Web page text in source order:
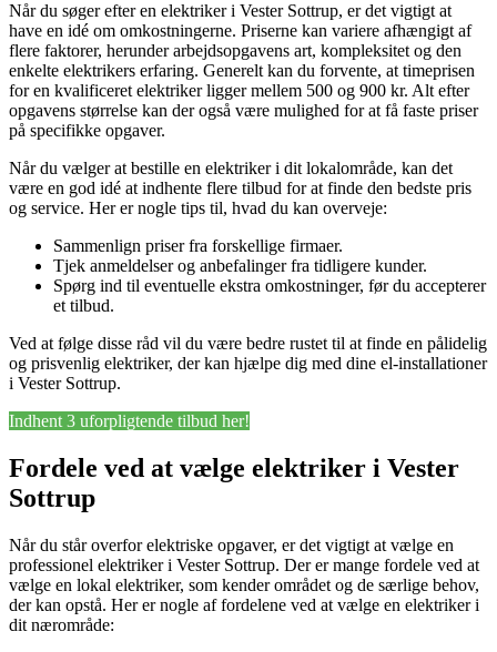
Når du søger efter en elektriker i Vester Sottrup, er det vigtigt at
have en idé om omkostningerne. Priserne kan variere afhængigt af
flere faktorer, herunder arbejdsopgavens art, kompleksitet og den
enkelte elektrikers erfaring. Generelt kan du forvente, at timeprisen
for en kvalificeret elektriker ligger mellem 500 og 900 kr. Alt efter
opgavens størrelse kan der også være mulighed for at få faste priser
på specifikke opgaver.
Når du vælger at bestille en elektriker i dit lokalområde, kan det
være en god idé at indhente flere tilbud for at finde den bedste pris
og service. Her er nogle tips til, hvad du kan overveje:
Sammenlign priser fra forskellige firmaer.
Tjek anmeldelser og anbefalinger fra tidligere kunder.
Spørg ind til eventuelle ekstra omkostninger, før du accepterer
et tilbud.
Ved at følge disse råd vil du være bedre rustet til at finde en pålidelig
og prisvenlig elektriker, der kan hjælpe dig med dine el-installationer
i Vester Sottrup.
Indhent 3 uforpligtende tilbud her!
Fordele ved at vælge elektriker i Vester
Sottrup
Når du står overfor elektriske opgaver, er det vigtigt at vælge en
professionel elektriker i Vester Sottrup. Der er mange fordele ved at
vælge en lokal elektriker, som kender området og de særlige behov,
der kan opstå. Her er nogle af fordelene ved at vælge en elektriker i
dit nærområde: